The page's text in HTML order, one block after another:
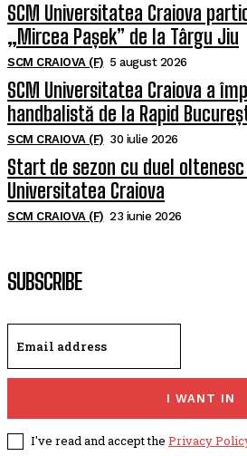
SCM Universitatea Craiova
„Mircea Pașek” de la Târgu Jiu
SCM CRAIOVA (F) 5 august 2026
SCM Universitatea Craiova a
handbalistă de la Rapid
SCM CRAIOVA (F) 30 iulie 2026
Start de sezon cu duel oltenesc
Universitatea Craiova
SCM CRAIOVA (F) 23 iunie 2026
SUBSCRIBE
I WANT IN
I've read and accept the Privacy